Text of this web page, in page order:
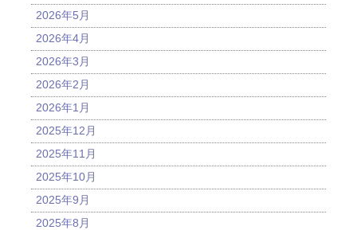
2026年5月
2026年4月
2026年3月
2026年2月
2026年1月
2025年12月
2025年11月
2025年10月
2025年9月
2025年8月